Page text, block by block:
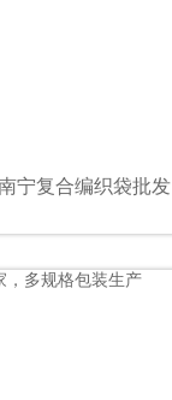
宁复合编织袋批发